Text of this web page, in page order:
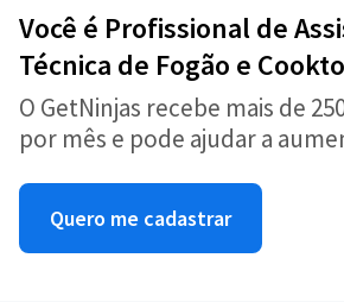
Você é Profissional de
Técnica de Fogão e
O GetNinjas recebe mais de
por mês e pode ajudar a
Quero me cadastrar